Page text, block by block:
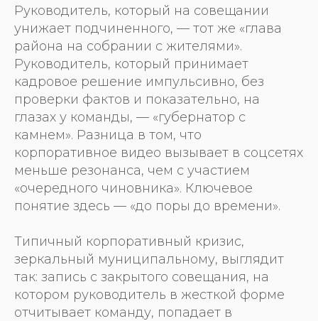
Руководитель, который на совещании
унижает подчиненного, — тот же «глава
района на собрании с жителями».
Руководитель, который принимает
кадровое решение импульсивно, без
проверки фактов и показательно, на
глазах у команды, — «губернатор с
камнем». Разница в том, что
корпоративное видео вызывает в соцсетях
меньше резонанса, чем с участием
«очередного чиновника». Ключевое
понятие здесь — «до поры до времени».
Типичный корпоративный кризис,
зеркальный муниципальному, выглядит
так: запись с закрытого совещания, на
котором руководитель в жесткой форме
отчитывает команду, попадает в